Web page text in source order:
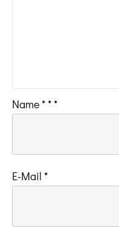
Name * * *
E-Mail *